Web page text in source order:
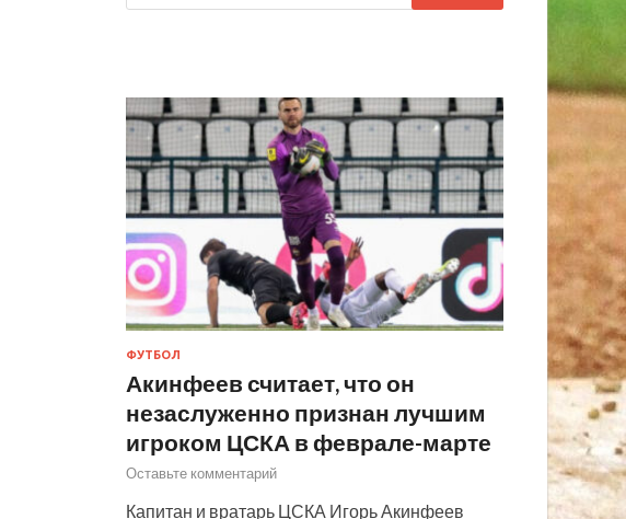
ФУТБОЛ
Акинфеев считает, что он
незаслуженно признан лучшим
игроком ЦСКА в феврале-марте
Оставьте комментарий
Капитан и вратарь ЦСКА Игорь Акинфеев